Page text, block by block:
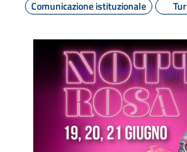
Comunicazione istituzionale